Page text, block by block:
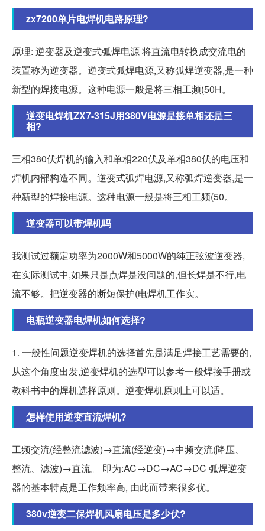
zx7200单片电焊机电路原理?
原理: 逆变器及逆变式弧焊电源 将直流电转换成交流电的
装置称为逆变器。逆变式弧焊电源,又称弧焊逆变器,是一种
新型的焊接电源。这种电源一般是将三相工频(50H。
逆变电焊机ZX7-315J用380V电源是接单相还是三
相?
三相380伏焊机的输入和单相220伏及单相380伏的电压和
焊机内部构造不同。逆变式弧焊电源,又称弧焊逆变器,是一
种新型的焊接电源。这种电源一般是将三相工频(50。
逆变器可以带焊机吗
我测试过额定功率为2000W和5000W的纯正弦波逆变器,
在实际测试中,如果只是点焊是没问题的,但长焊是不行,电
流不够。把逆变器的断短保护(电焊机工作实。
电瓶逆变器电焊机如何选择?
1. 一般性问题逆变焊机的选择首先是满足焊接工艺需要的,
从这个角度出发,逆变焊机的选型可以参考一般焊接手册或
教科书中的焊机选择原则。逆变焊机原则上可以适。
怎样使用逆变直流焊机?
工频交流(经整流滤波)→直流(经逆变)→中频交流(降压、
整流、滤波)→直流。 即为:AC→DC→AC→DC 弧焊逆变
器的基本特点是工作频率高, 由此而带来很多优。
380v逆变二保焊机风扇电压是多少伏?